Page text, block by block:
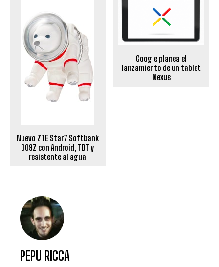
Nuevo ZTE Star7 Softbank
009Z con Android, TDT y
resistente al agua
Google planea el
lanzamiento de un tablet
Nexus
PEPU RICCA